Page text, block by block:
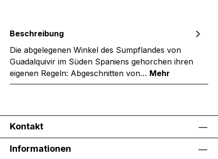
Beschreibung
Die abgelegenen Winkel des Sumpflandes von
Guadalquivir im Süden Spaniens gehorchen ihren
eigenen Regeln: Abgeschnitten von… Mehr
Kontakt
Informationen